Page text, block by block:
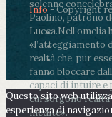
solenne
Paolino, patrono
Lucca.Nell’omelia
«l’atteggiamento
realtà che, pur
fanno bloccare
capaci di intuire
cui sorgono
inedite».
Info- Copyright
Questo sito web
esperienza di